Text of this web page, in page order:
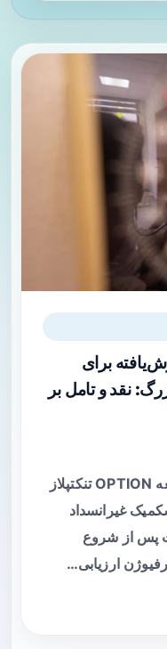
برای
نقد و تامل بر
خلاصه سریع برای خواننده مطالعه OPTION تنکتپلاز
غیرانسداد
۴.۵ تا ۲۴ ساعت پس از شروع